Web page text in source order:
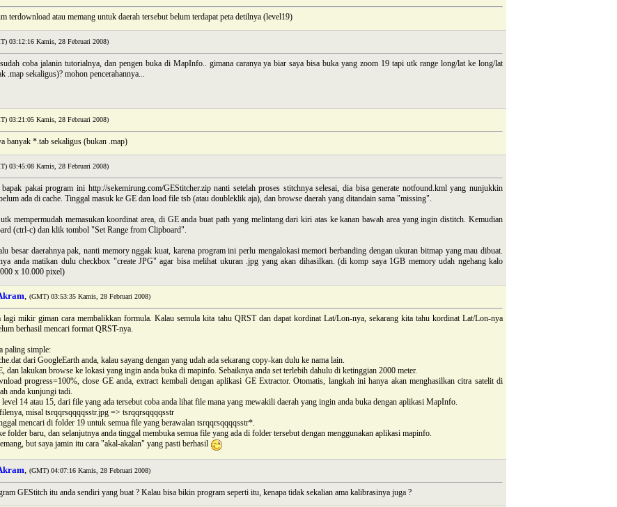
terdownload atau memang untuk daerah tersebut belum terdapat peta detilnya (level19)
03:12:16 Kamis, 28 Februari 2008)
coba jalanin tutorialnya, dan pengen buka di MapInfo.. gimana caranya ya biar saya bisa buka yang zoom 19 tapi utk range long/lat ke long/lat
.map sekaligus)? mohon pencerahannya...
03:21:05 Kamis, 28 Februari 2008)
banyak *.tab sekaligus (bukan .map)
03:45:08 Kamis, 28 Februari 2008)
pakai program ini http://sekemirung.com/GEStitcher.zip nanti setelah proses stitchnya selesai, dia bisa generate notfound.kml yang nunjukkin
ada di cache. Tinggal masuk ke GE dan load file tsb (atau doubleklik aja), dan browse daerah yang ditandain sama "missing".
mempermudah memasukan koordinat area, di GE anda buat path yang melintang dari kiri atas ke kanan bawah area yang ingin distitch. Kemudian
(ctrl-c) dan klik tombol "Set Range from Clipboard".
besar daerahnya pak, nanti memory nggak kuat, karena program ini perlu mengalokasi memori berbanding dengan ukuran bitmap yang mau dibuat.
anda matikan dulu checkbox "create JPG" agar bisa melihat ukuran .jpg yang akan dihasilkan. (di komp saya 1GB memory udah ngehang kalo
x 10.000 pixel)
, (GMT) 03:53:35 Kamis, 28 Februari 2008)
lagi mikir giman cara membalikkan formula. Kalau semula kita tahu QRST dan dapat kordinat Lat/Lon-nya, sekarang kita tahu kordinat Lat/Lon-nya
berhasil mencari format QRST-nya.
paling simple:
dari GoogleEarth anda, kalau sayang dengan yang udah ada sekarang copy-kan dulu ke nama lain.
dan lakukan browse ke lokasi yang ingin anda buka di mapinfo. Sebaiknya anda set terlebih dahulu di ketinggian 2000 meter.
progress=100%, close GE anda, extract kembali dengan aplikasi GE Extractor. Otomatis, langkah ini hanya akan menghasilkan citra satelit di
anda kunjungi tadi.
14 atau 15, dari file yang ada tersebut coba anda lihat file mana yang mewakili daerah yang ingin anda buka dengan aplikasi MapInfo.
misal tsrqqrsqqqqsstr.jpg => tsrqqrsqqqqsstr
mencari di folder 19 untuk semua file yang berawalan tsrqqrsqqqqsstr*.
folder baru, dan selanjutnya anda tinggal membuka semua file yang ada di folder tersebut dengan menggunakan aplikasi mapinfo.
but saya jamin itu cara "akal-akalan" yang pasti berhasil
, (GMT) 04:07:16 Kamis, 28 Februari 2008)
GEStitch itu anda sendiri yang buat ? Kalau bisa bikin program seperti itu, kenapa tidak sekalian ama kalibrasinya juga ?